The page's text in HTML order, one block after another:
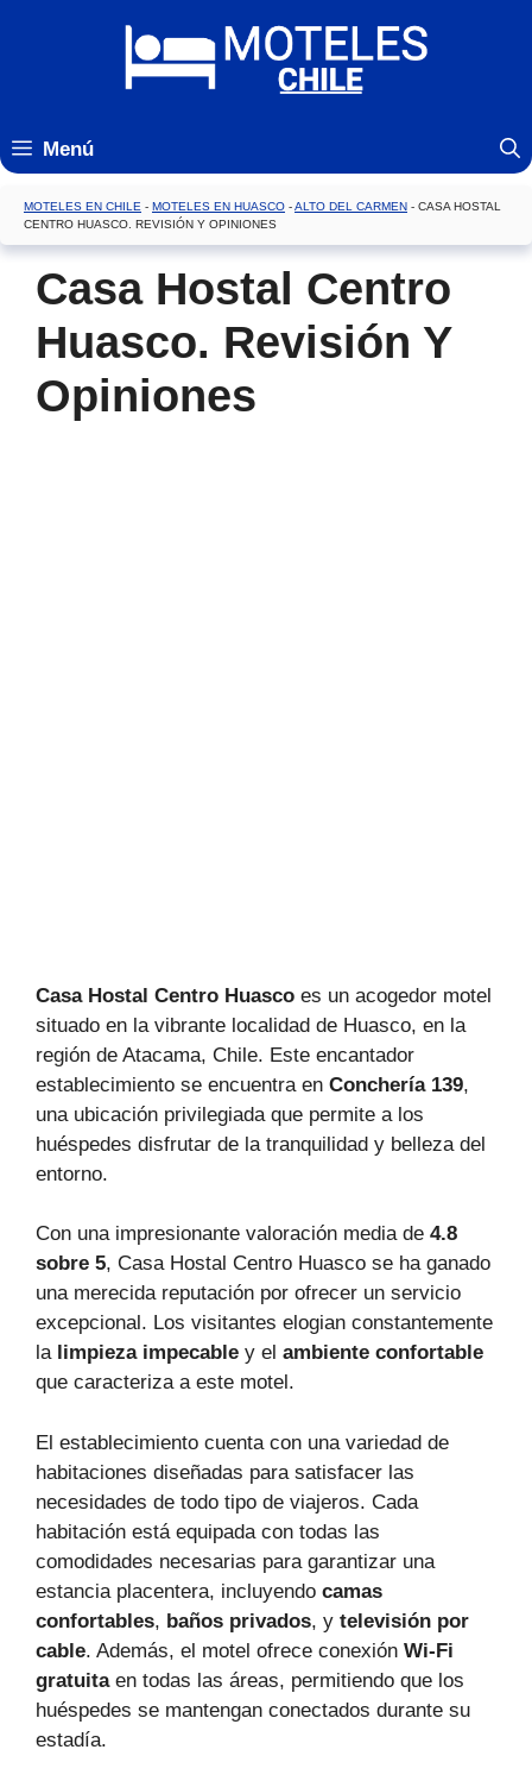
Menú
MOTELES EN CHILE - MOTELES EN HUASCO -ALTO DEL CARMEN - CASA HOSTAL
CENTRO HUASCO. REVISIÓN Y OPINIONES
Casa Hostal Centro
Huasco. Revisión Y
Opiniones
Casa Hostal Centro Huasco es un acogedor motel
situado en la vibrante localidad de Huasco, en la
región de Atacama, Chile. Este encantador
establecimiento se encuentra en Conchería 139,
una ubicación privilegiada que permite a los
huéspedes disfrutar de la tranquilidad y belleza del
entorno.
Con una impresionante valoración media de 4.8
sobre 5, Casa Hostal Centro Huasco se ha ganado
una merecida reputación por ofrecer un servicio
excepcional. Los visitantes elogian constantemente
la limpieza impecable y el ambiente confortable
que caracteriza a este motel.
El establecimiento cuenta con una variedad de
habitaciones diseñadas para satisfacer las
necesidades de todo tipo de viajeros. Cada
habitación está equipada con todas las
comodidades necesarias para garantizar una
estancia placentera, incluyendo camas
confortables, baños privados, y televisión por
cable. Además, el motel ofrece conexión Wi-Fi
gratuitaen todas las áreas, permitiendo que los
huéspedes se mantengan conectados durante su
estadía.